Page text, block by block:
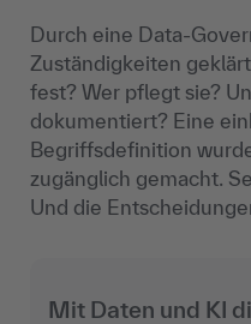
Durch eine Data-
Zuständigkeiten
fest? Wer pflegt sie?
dokumentiert? Eine
Begriffsdefinition
zugänglich gemacht.
Und die
Mit Daten und KI